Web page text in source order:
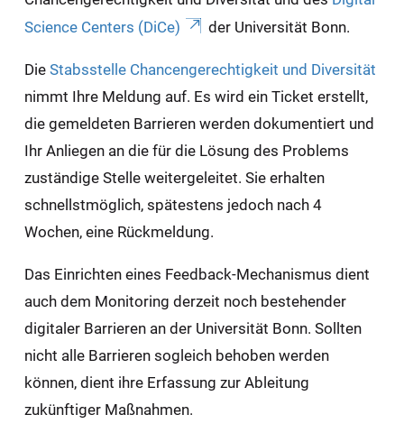
Science Centers (DiCe)
der Universität Bonn.
Die Stabsstelle Chancengerechtigkeit und Diversität
nimmt Ihre Meldung auf. Es wird ein Ticket erstellt,
die gemeldeten Barrieren werden dokumentiert und
Ihr Anliegen an die für die Lösung des Problems
zuständige Stelle weitergeleitet. Sie erhalten
schnellstmöglich, spätestens jedoch nach 4
Wochen, eine Rückmeldung.
Das Einrichten eines Feedback-Mechanismus dient
auch dem Monitoring derzeit noch bestehender
digitaler Barrieren an der Universität Bonn. Sollten
nicht alle Barrieren sogleich behoben werden
können, dient ihre Erfassung zur Ableitung
zukünftiger Maßnahmen.